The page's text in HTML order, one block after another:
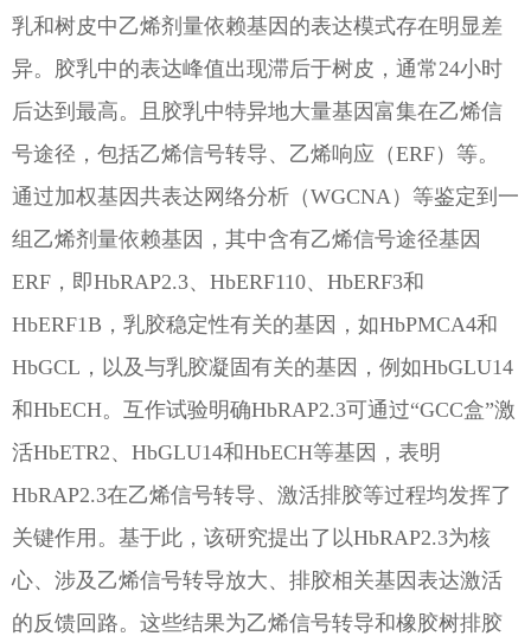
乳和树皮中乙烯剂量依赖基因的表达模式存在明显差
异。胶乳中的表达峰值出现滞后于树皮，通常24小时
后达到最高。且胶乳中特异地大量基因富集在乙烯信
号途径，包括乙烯信号转导、乙烯响应（ERF）等。
通过加权基因共表达网络分析（WGCNA）等鉴定到一
组乙烯剂量依赖基因，其中含有乙烯信号途径基因
ERF，即HbRAP2.3、HbERF110、HbERF3和
HbERF1B，乳胶稳定性有关的基因，如HbPMCA4和
HbGCL，以及与乳胶凝固有关的基因，例如HbGLU14
和HbECH。互作试验明确HbRAP2.3可通过“GCC盒”激
活HbETR2、HbGLU14和HbECH等基因，表明
HbRAP2.3在乙烯信号转导、激活排胶等过程均发挥了
关键作用。基于此，该研究提出了以HbRAP2.3为核
心、涉及乙烯信号转导放大、排胶相关基因表达激活
的反馈回路。这些结果为乙烯信号转导和橡胶树排胶